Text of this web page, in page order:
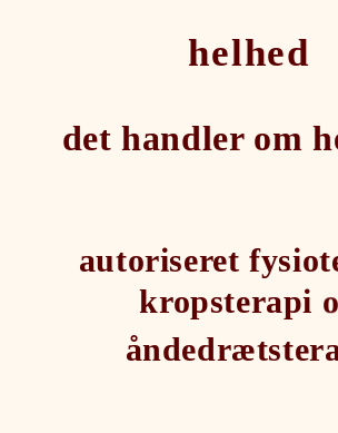
helhed
det handler om
autoriseret
kropsterapi